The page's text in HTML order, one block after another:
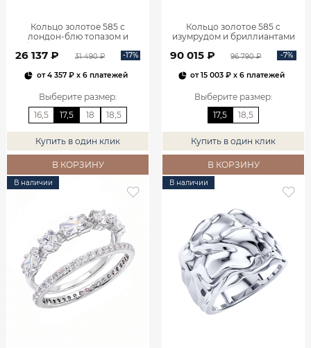
Кольцо золотое 585 с
лондон‑блю топазом и
фианитами 1101174-00740
26 137 ₽ 31 490 ₽ -17%
от4 357 ₽x 6 платежей
Выберите размер:
16,5
17,5 18 18,5
Купить в один клик
В КОРЗИНУ
Кольцо золотое 585 с
изумрудом и бриллиантами
90 015 ₽ 96 790 ₽ -7%
от15 003 ₽ x 6 платежей
Выберите размер:
17,5
18,5
Купить в один клик
В КОРЗИНУ
В наличии В наличии